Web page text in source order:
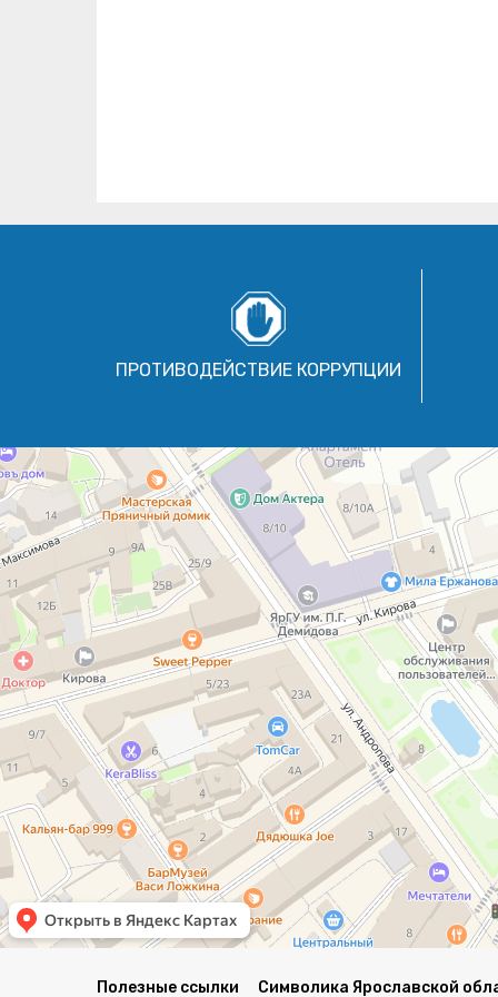
ПРОТИВОДЕЙСТВИЕ КОРРУПЦИИ
Полезные ссылки Символика Ярославской